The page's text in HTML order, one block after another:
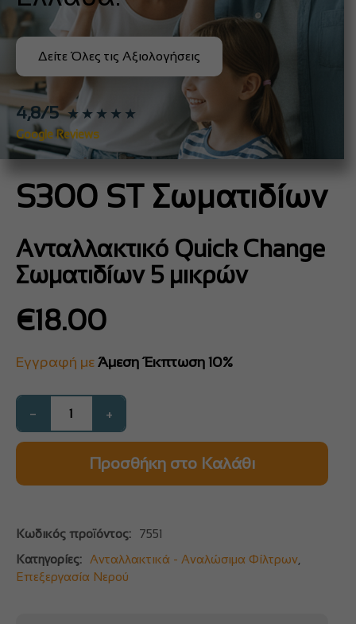
Δείτε Όλες τις Αξιολογήσεις
4,8/5 ★★★★★
Google Reviews
S300 ST Σωματιδίων
Ανταλλακτικό Quick Change
Σωματιδίων 5 μικρών
€18.00
Εγγραφή με Άμεση Έκπτωση 10%
− +
Προσθήκη στο Καλάθι
Κωδικός προϊόντος:
7551
Κατηγορίες:
Ανταλλακτικά - Αναλώσιμα Φίλτρων
Επεξεργασία Νερού